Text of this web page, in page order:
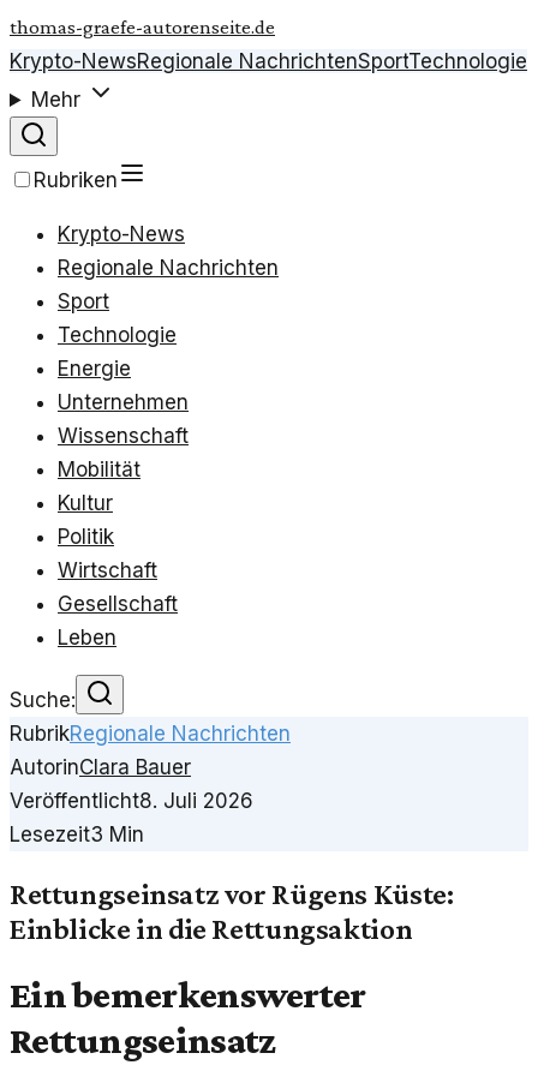
thomas-graefe-autorenseite.de
Krypto-NewsRegionale NachrichtenSportTechnologie
Mehr
Rubriken
Krypto-News
Regionale Nachrichten
Sport
Technologie
Energie
Unternehmen
Wissenschaft
Mobilität
Kultur
Politik
Wirtschaft
Gesellschaft
Leben
Suche:
RubrikRegionale Nachrichten
AutorinClara Bauer
Veröffentlicht8. Juli 2026
Lesezeit3 Min
Rettungseinsatz vor Rügens Küste:
Einblicke in die Rettungsaktion
Ein bemerkenswerter
Rettungseinsatz